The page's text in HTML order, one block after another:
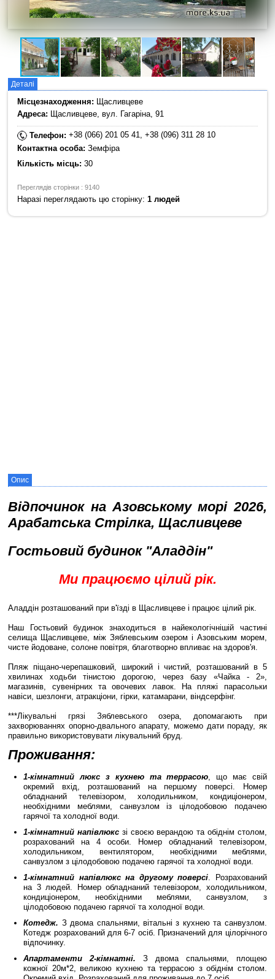
Деталі
Місцезнаходження: Щасливцеве
Адреса: Щасливцеве, вул. Гагаріна, 91
Телефон:+38 (066) 201 05 41, +38 (096) 311 28 10
Контактна особа: Земфіра
Кількість місць: 30
Переглядів сторінки : 9140
Наразі переглядають цю сторінку:1 людей
Опис
Відпочинок на Азовському морі 2026,
Арабатська Стрілка, Щасливцеве
Гостьовий будинок "Аладдін"
Ми працюємо цілий рік.
Аладдін розташований при в'їзді в Щасливцеве і працює цілий рік.
Наш Гостьовий будинок знаходиться в найекологічнішій частині
селища Щасливцеве, між Зяблевським озером і Азовським морем,
чисте йодоване, солоне повітря, благотворно впливає на здоров'я.
Пляж піщано-черепашковий, широкий і чистий, розташований в 5
хвилинах ходьби тінистою дорогою, через базу «Чайка - 2»,
магазинів, сувенірних та овочевих лавок. На пляжі парасольки
навіси, шезлонги, атракціони, гірки, катамарани, віндсерфінг.
***Лікувальні грязі Зяблевського озера, допомагають при
захворюваннях опорно-двального апарату, можемо дати пораду, як
правильно використовувати лікувальний бруд.
Проживання:
1-кімнатний люкс з кухнею та террасою , що має свій
окремий вхід, розташований на першому поверсі. Номер
обладнаний телевізором, холодильником, кондиціонером,
необхідними меблями, санвузлом із цілодобовою подачею
гарячої та холодної води.
1-кімнатний напівлюкс зі своєю верандою та обіднім столом,
розрахований на 4 особи. Номер обладнаний телевізором,
холодильником, вентилятором, необхідними меблями,
санвузлом з цілодобовою подачею гарячої та холодної води.
1-кімнатний напівлюкс на другому поверсі . Розрахований
на 3 людей. Номер обладнаний телевізором, холодильником,
кондиціонером, необхідними меблями, санвузлом, з
цілодобовою подачею гарячої та холодної води.
Котедж. З двома спальнями, вітальні з кухнею та санвузлом.
Котедж розрахований для 6-7 осіб. Призначений для цілорічного
відпочинку.
Апартаменти 2-кімнатні. З двома спальнями, площею
кожної 20м*2, великою кухнею та террасою з обіднім столом.